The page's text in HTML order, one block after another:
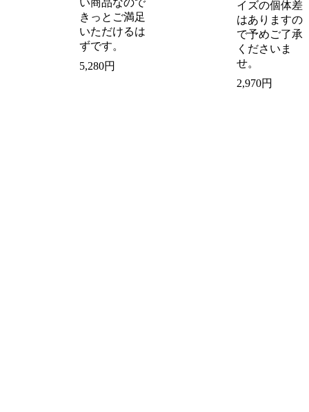
きっとご満足
いただけるは
ずです。
5,280円
イズの個体差
はありますの
で予めご了承
くださいま
せ。
2,970円